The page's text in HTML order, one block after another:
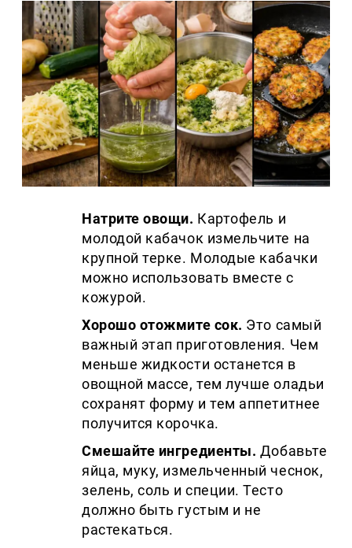
Натрите овощи. Картофель и
молодой кабачок измельчите на
крупной терке. Молодые кабачки
можно использовать вместе с
кожурой.
Хорошо отожмите сок. Это самый
важный этап приготовления. Чем
меньше жидкости останется в
овощной массе, тем лучше оладьи
сохранят форму и тем аппетитнее
получится корочка.
Смешайте ингредиенты. Добавьте
яйца, муку, измельченный чеснок,
зелень, соль и специи. Тесто
должно быть густым и не
растекаться.